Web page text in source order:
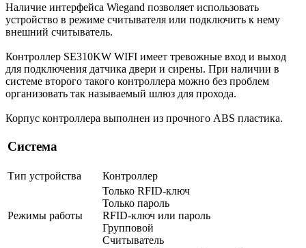
Наличие интерфейса Wiegand позволяет использовать
устройство в режиме считывателя или подключить к нему
внешний считыватель.
Контроллер SE310KW WIFI имеет тревожные вход и выход
для подключения датчика двери и сирены. При наличии в
системе второго такого контроллера можно без проблем
организовать так называемый шлюз для прохода.
Корпус контроллера выполнен из прочного ABS пластика.
Система
Тип устройства Контроллер
Режимы работы
Только RFID-ключ
Только пароль
RFID-ключ или пароль
Групповой
Считыватель